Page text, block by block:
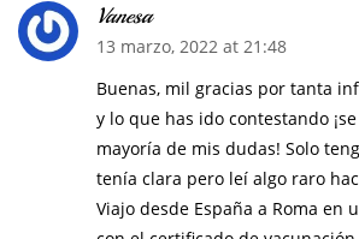
Vanesa
13 marzo, 2022 at 21:48
Buenas, mil gracias por tanta
y lo que has ido contestando
mayoría de mis dudas! Solo
tenía clara pero leí algo raro
Viajo desde España a Roma en